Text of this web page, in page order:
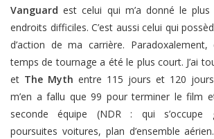
Vanguard est celui qui m’a donné le
endroits difficiles. C’est aussi celui qui
d’action de ma carrière.
temps de tournage a été le plus court. J’ai
et The Myth entre 115 jours et 120
m’en a fallu que 99 pour terminer le film
seconde équipe (NDR : qui s’occupe
poursuites voitures, plan d’ensemble